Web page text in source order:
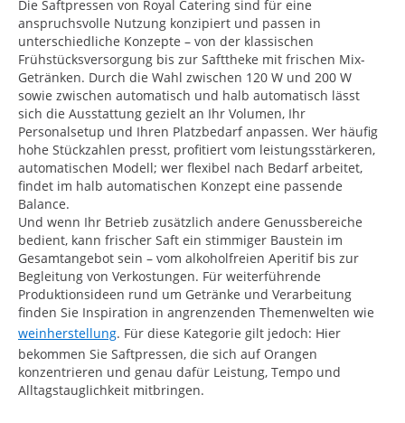
Die Saftpressen von Royal Catering sind für eine
anspruchsvolle Nutzung konzipiert und passen in
unterschiedliche Konzepte – von der klassischen
Frühstücksversorgung bis zur Safttheke mit frischen Mix-
Getränken. Durch die Wahl zwischen 120 W und 200 W
sowie zwischen automatisch und halb automatisch lässt
sich die Ausstattung gezielt an Ihr Volumen, Ihr
Personalsetup und Ihren Platzbedarf anpassen. Wer häufig
hohe Stückzahlen presst, profitiert vom leistungsstärkeren,
automatischen Modell; wer flexibel nach Bedarf arbeitet,
findet im halb automatischen Konzept eine passende
Balance.
Und wenn Ihr Betrieb zusätzlich andere Genussbereiche
bedient, kann frischer Saft ein stimmiger Baustein im
Gesamtangebot sein – vom alkoholfreien Aperitif bis zur
Begleitung von Verkostungen. Für weiterführende
Produktionsideen rund um Getränke und Verarbeitung
finden Sie Inspiration in angrenzenden Themenwelten wie
weinherstellung. Für diese Kategorie gilt jedoch: Hier
bekommen Sie Saftpressen, die sich auf Orangen
konzentrieren und genau dafür Leistung, Tempo und
Alltagstauglichkeit mitbringen.